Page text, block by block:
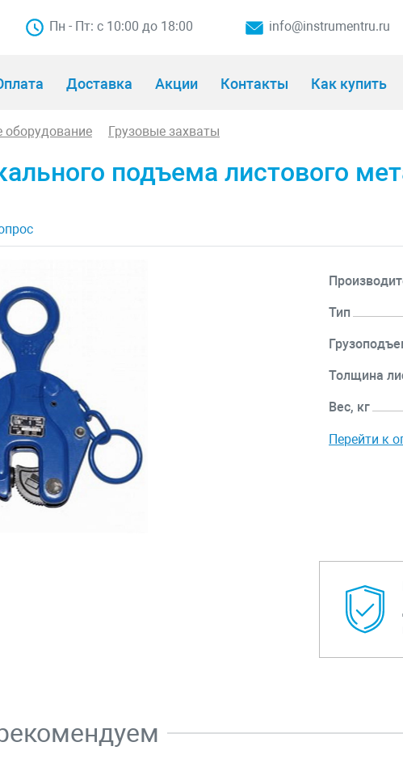
Пн - Пт: с 10:00 до 18:00 info@instrumentru.ru
Доставка Акции Контакты Как купить
оборудование Грузовые захваты
подъема листового
Тип
Толщина
Вес, кг
Перейти к